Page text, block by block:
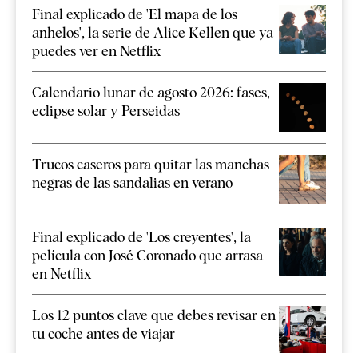
Final explicado de 'El mapa de los
anhelos', la serie de Alice Kellen que ya
puedes ver en Netflix
Calendario lunar de agosto 2026: fases,
eclipse solar y Perseidas
Trucos caseros para quitar las manchas
negras de las sandalias en verano
Final explicado de 'Los creyentes', la
película con José Coronado que arrasa
en Netflix
Los 12 puntos clave que debes revisar en
tu coche antes de viajar